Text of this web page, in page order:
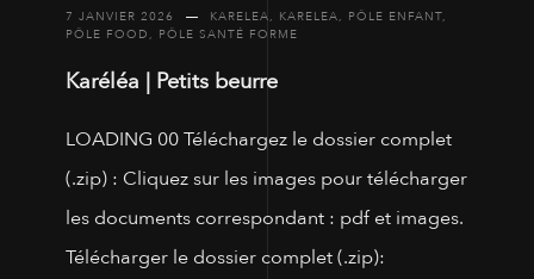
7 JANVIER 2026 KARELEA, KARELEA, PÔLE ENFANT,
PÔLE FOOD, PÔLE SANTÉ FORME
Karéléa | Petits beurre
LOADING 00 Téléchargez le dossier complet
(.zip) : Cliquez sur les images pour télécharger
les documents correspondant : pdf et images.
Télécharger le dossier complet (.zip):